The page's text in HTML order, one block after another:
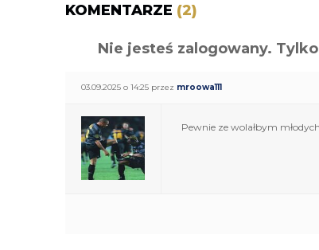
KOMENTARZE (2)
Nie jesteś zalogowany.
03.09.2025 o 14:25 przez mroowa111
Pewnie ze wolałbym